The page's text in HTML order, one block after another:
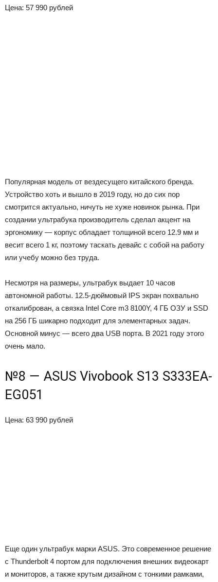
Цена: 57 990 рублей
Популярная модель от вездесущего китайского бренда.
Устройство хоть и вышло в 2019 году, но до сих пор
смотрится актуально, ничуть не хуже новинок рынка. При
создании ультрабука производитель сделал акцент на
эргономику — корпус обладает толщиной всего 12.9 мм и
весит всего 1 кг, поэтому таскать девайс с собой на работу
или учебу можно без труда.
Несмотря на размеры, ультрабук выдает 10 часов
автономной работы. 12.5-дюймовый IPS экран похвально
откалиброван, а связка Intel Core m3 8100Y, 4 ГБ ОЗУ и SSD
на 256 ГБ шикарно подходит для элементарных задач.
Основной минус — всего два USB порта. В 2021 году этого
очень мало.
№8 — ASUS Vivobook S13 S333EA-
EG051
Цена: 63 990 рублей
Еще один ультрабук марки ASUS. Это современное решение
с Thunderbolt 4 портом для подключения внешних видеокарт
и мониторов, а также крутым дизайном с тонкими рамками,